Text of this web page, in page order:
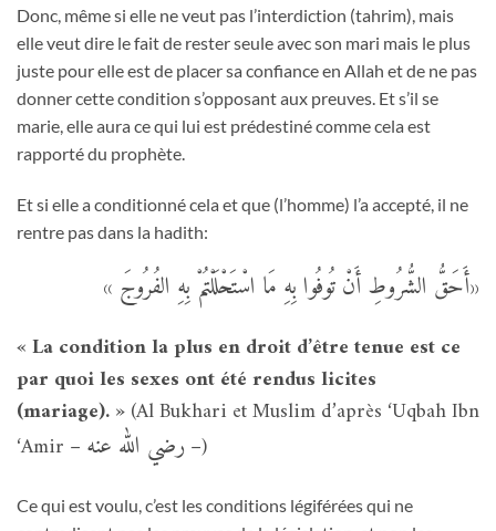
Donc, même si elle ne veut pas l’interdiction (tahrim), mais
elle veut dire le fait de rester seule avec son mari mais le plus
juste pour elle est de placer sa confiance en Allah et de ne pas
donner cette condition s’opposant aux preuves. Et s’il se
marie, elle aura ce qui lui est prédestiné comme cela est
rapporté du prophète.
Et si elle a conditionné cela et que (l’homme) l’a accepté, il ne
rentre pas dans la hadith:
« أَحَقُّ الشُّرُوطِ أَنْ تُوفُوا بِهِ مَا اسْتَحْلَلْتُمْ بِهِ الفُرُوجَ»
« La condition la plus en droit d’être tenue est ce
par quoi les sexes ont été rendus licites
(mariage). »(Al Bukhari et Muslim d’après ‘Uqbah Ibn
‘Amir – رضي الله عنه –)
Ce qui est voulu, c’est les conditions légiférées qui ne